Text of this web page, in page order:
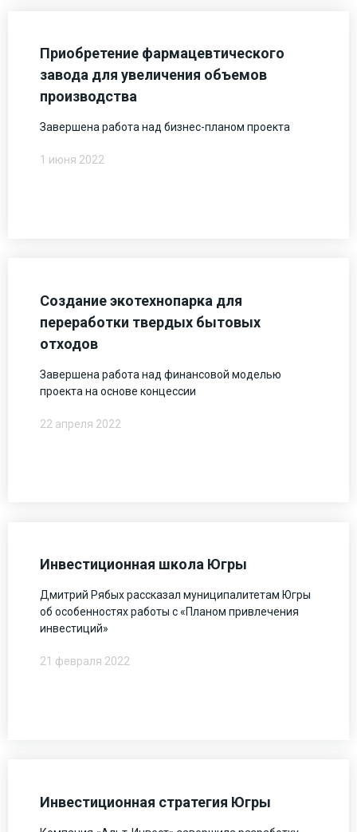
Приобретение фармацевтического
завода для увеличения объемов
производства
Завершена работа над бизнес-планом проекта
1 июня 2022
Создание экотехнопарка для
переработки твердых бытовых
отходов
Завершена работа над финансовой моделью
проекта на основе концессии
22 апреля 2022
Инвестиционная школа Югры
Дмитрий Рябых рассказал муниципалитетам Югры
об особенностях работы с «Планом привлечения
инвестиций»
21 февраля 2022
Инвестиционная стратегия Югры